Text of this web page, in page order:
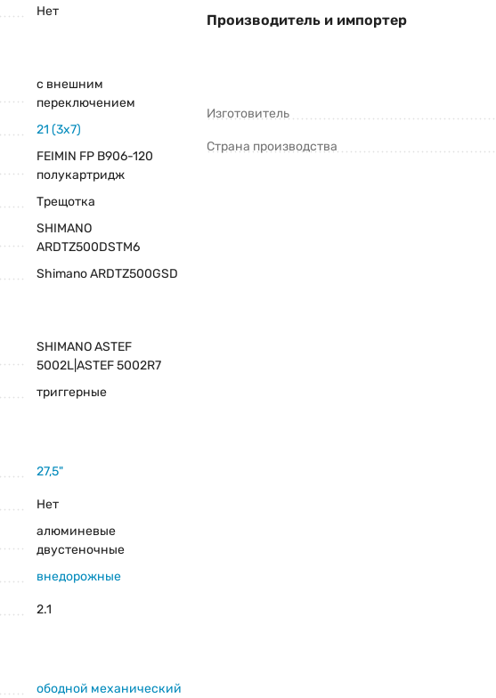
Нет
с внешним
переключением
21 (3x7)
FEIMIN FP B906-120
полукартридж
Трещотка
SHIMANO
ARDTZ500DSTM6
Shimano ARDTZ500GSD
SHIMANO ASTEF
5002L|ASTEF 5002R7
триггерные
27,5"
Нет
алюминевые
двустеночные
внедорожные
2.1
ободной механический
Производитель и импортер
Изготовитель
Страна производства